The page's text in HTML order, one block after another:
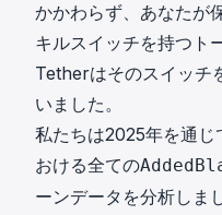
かかわらず、あなたが
キルスイッチを持つト
Tetherはそのスイッチ
いました。
私たちは2025年を通
おける全ての
ーンデータを分析しま